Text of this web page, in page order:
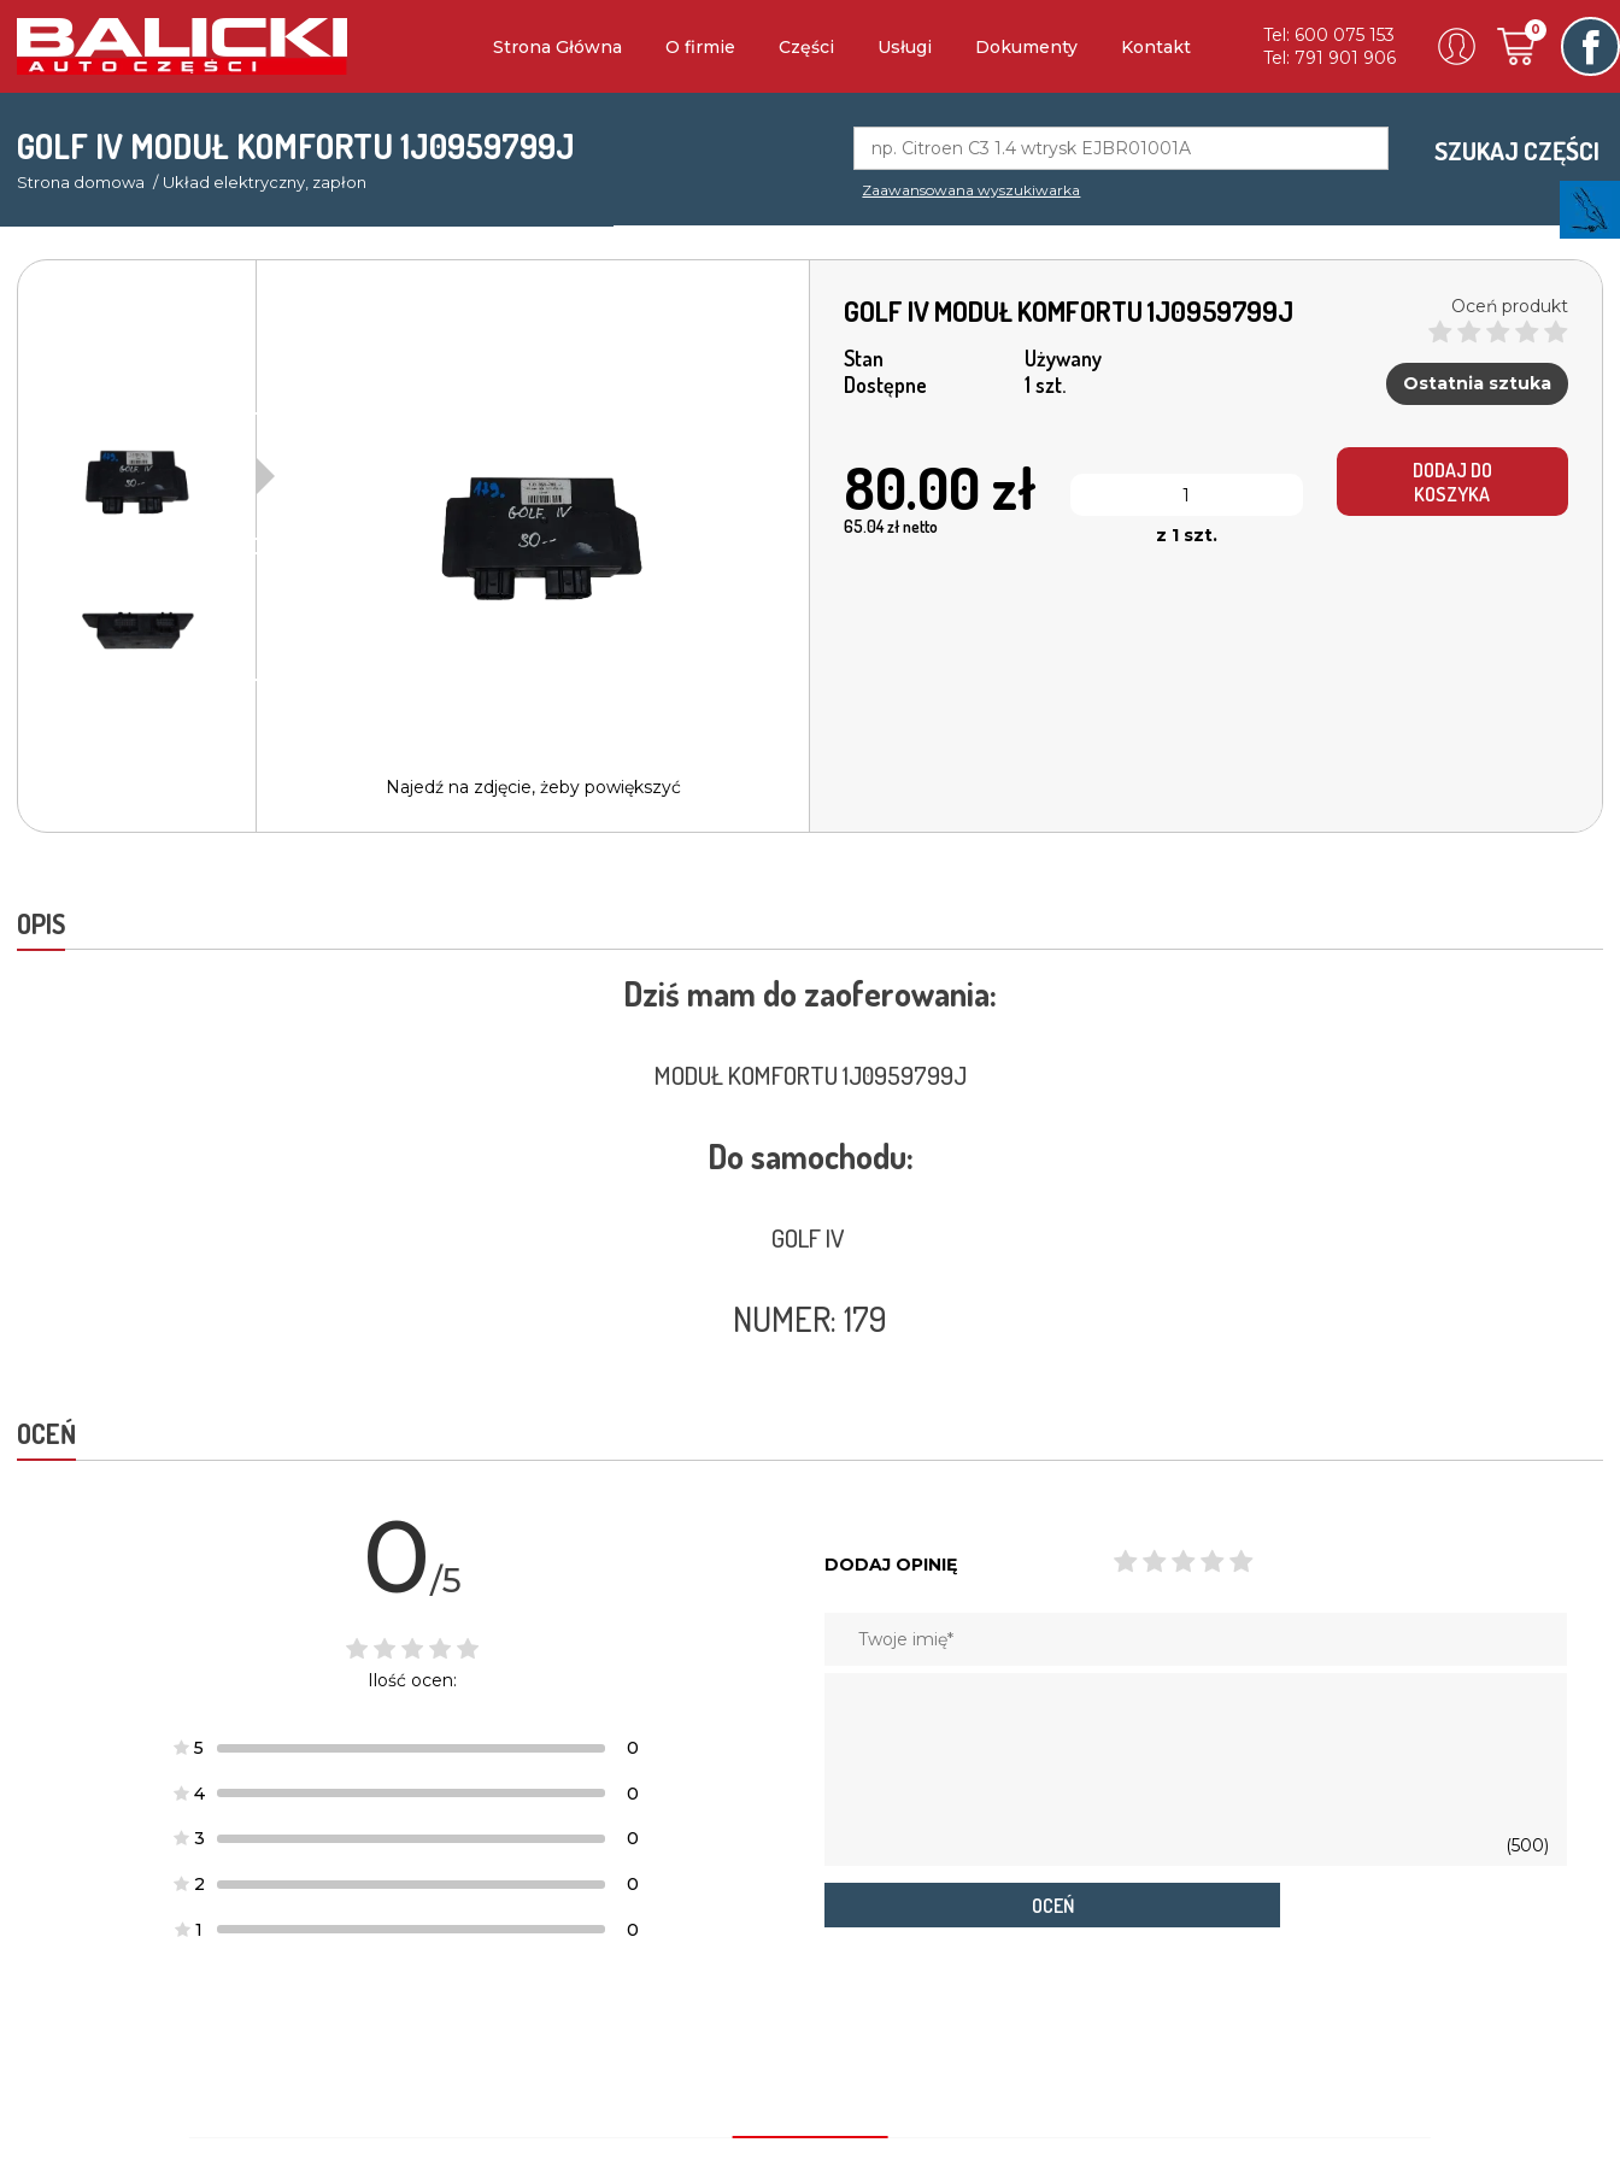
Strona Główna O firmie Części Usługi Dokumenty Kontakt
Tel: 600 075 153
Tel: 791 901 906
0
GOLF IV MODUŁ KOMFORTU 1J0959799J
Strona domowa Układ elektryczny, zapłon Zaawansowana wyszukiwarka
SZUKAJ CZĘŚCI
Najedź na zdjęcie, żeby powiększyć
GOLF IV MODUŁ KOMFORTU 1J0959799J
Stan
Używany
Dostępne
1 szt.
Oceń produkt
Ostatnia sztuka
80.00 zł
65.04zł netto z 1 szt.
DODAJ DO
KOSZYKA
OPIS
Dziś mam do zaoferowania:
MODUŁ KOMFORTU 1J0959799J
Do samochodu:
GOLF IV
NUMER: 179
OCEŃ
0/5
Ilość ocen:
5 0
4 0
3 0
2 0
1 0
DODAJ OPINIĘ
(500)
OCEŃ